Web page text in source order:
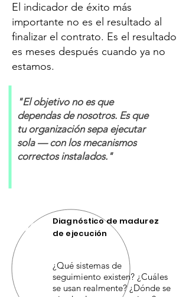
El indicador de éxito más
importante no es el resultado al
finalizar el contrato. Es el resultado
es meses después cuando ya no
estamos.
"El objetivo no es que
dependas de nosotros. Es que
tu organización sepa ejecutar
sola — con los mecanismos
correctos instalados."
01
Diagnóstico de madurez
de ejecución
¿Qué sistemas de
seguimiento existen? ¿Cuáles
se usan realmente? ¿Dónde se